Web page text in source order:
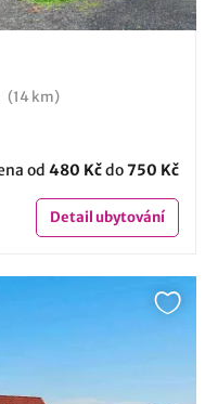
(14 km)
od 480 Kčdo750 Kč
Detailubytování